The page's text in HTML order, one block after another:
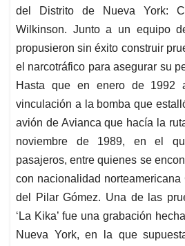
del Distrito de Nueva York:
Wilkinson. Junto a un equipo
propusieron sin éxito construir
el narcotráfico para asegurar su
Hasta que en enero de 1992
vinculación a la bomba que
avión de Avianca que hacía la
noviembre de 1989, en el
pasajeros, entre quienes se
con nacionalidad norteamericana
del Pilar Gómez. Una de las
‘La Kika’ fue una grabación
Nueva York, en la que